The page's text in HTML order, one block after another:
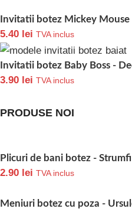
Invitatii botez Mickey
5.40 lei TVA inclus
Invitatii botez Baby Boss -
3.90 lei TVA inclus
PRODUSE NOI
Plicuri de bani botez -
2.90 lei TVA inclus
Meniuri botez cu poza -